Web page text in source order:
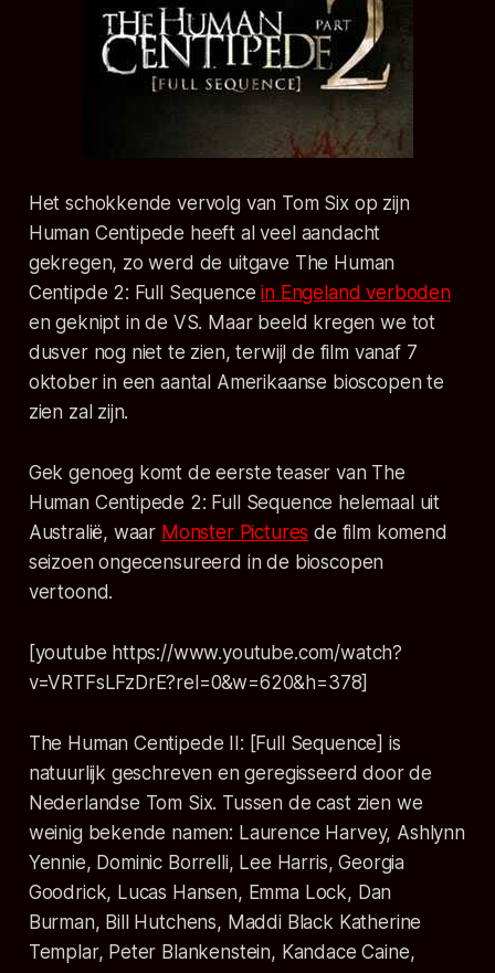
Het schokkende vervolg van Tom Six op zijn
Human Centipede heeft al veel aandacht
gekregen, zo werd de uitgave The Human
Centipde 2: Full Sequencein Engeland verboden
en geknipt in de VS. Maar beeld kregen we tot
dusver nog niet te zien, terwijl de film vanaf 7
oktober in een aantal Amerikaanse bioscopen te
zien zal zijn.
Gek genoeg komt de eerste teaser van The
Human Centipede 2: Full Sequence helemaal uit
Australië, waar Monster Pictures de film komend
seizoen ongecensureerd in de bioscopen
vertoond.
[youtube https://www.youtube.com/watch?
v=VRTFsLFzDrE?rel=0&w=620&h=378]
The Human Centipede II: [Full Sequence] is
natuurlijk geschreven en geregisseerd door de
Nederlandse Tom Six. Tussen de cast zien we
weinig bekende namen: Laurence Harvey, Ashlynn
Yennie, Dominic Borrelli, Lee Harris, Georgia
Goodrick, Lucas Hansen, Emma Lock, Dan
Burman, Bill Hutchens, Maddi Black Katherine
Templar, Peter Blankenstein, Kandace Caine,